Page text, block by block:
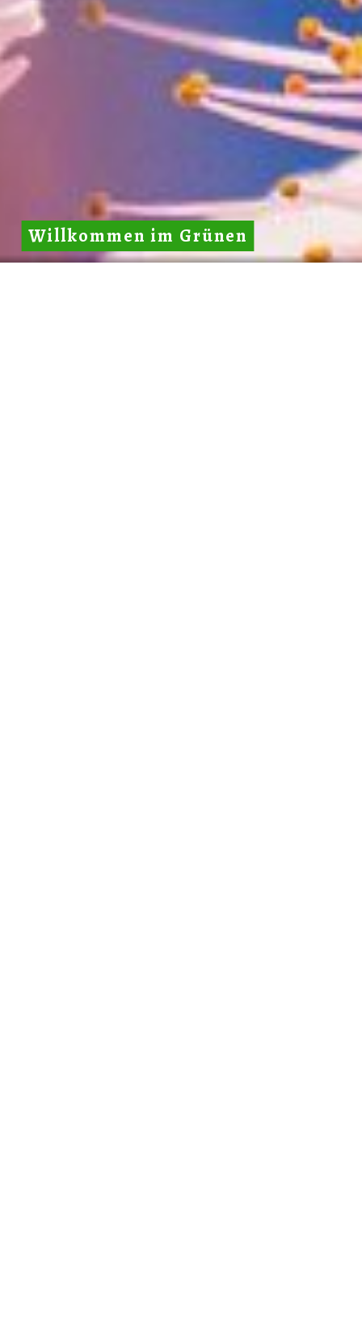
Willkommen im Grünen